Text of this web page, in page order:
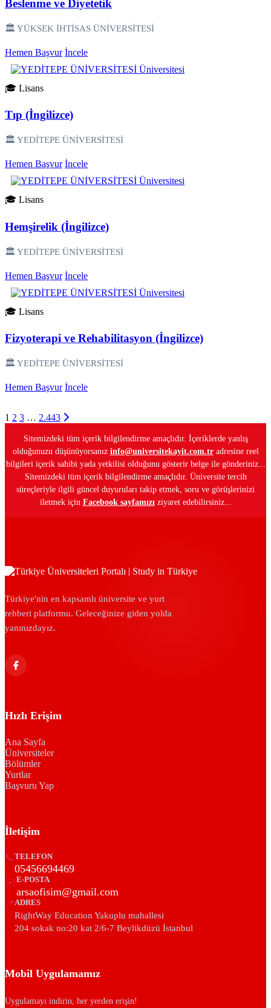
Beslenme ve Diyetetik
🏛️ YÜKSEK İHTİSAS ÜNİVERSİTESİ
Hemen Başvur İncele
🎓 Lisans
Tıp (İngilizce)
🏛️ YEDİTEPE ÜNİVERSİTESİ
Hemen Başvur İncele
🎓 Lisans
Hemşirelik (İngilizce)
🏛️ YEDİTEPE ÜNİVERSİTESİ
Hemen Başvur İncele
🎓 Lisans
Fizyoterapi ve Rehabilitasyon (İngilizce)
🏛️ YEDİTEPE ÜNİVERSİTESİ
Hemen Başvur İncele
1 2 3 … 2.443
Sitemizdeki tüm içerik bilgilendirme amaçlıdır. İçeriklerde yanlış
olduğunuzu düşünüyorsanız info@universitekayit.com.tradresine reel
bilgileri içerik sahibi yada yetkilisi olduğunu gösterir belge ile gönderiniz...
Sitemizdeki tüm içerik bilgilendirme amaçlıdır. Üniversite tercih
süreçleriyle ilgili güncel duyuruları takip etmek, soru ve görüşlerinizi
iletmek için Facebook sayfamızı ziyaret edebilirsiniz...
Türkiye'nin en kapsamlı üniversite ve yurt
rehberi platformu. Geleceğinize giden yolda
yanınızdayız.
Hızlı Erişim
Ana Sayfa
Üniversiteler
Bölümler
Yurtlar
Başvuru Yap
İletişim
📞TELEFON
05456694469
✉️E-POSTA
arsaofisim@gmail.com
📍ADRES
RightWay Education Yakuplu mahallesi
204 sokak no:20 kat 2/6-7 Beylikdüzü İstanbul
Mobil Uygulamamız
Uygulamayı indirin, her yerden erişin!